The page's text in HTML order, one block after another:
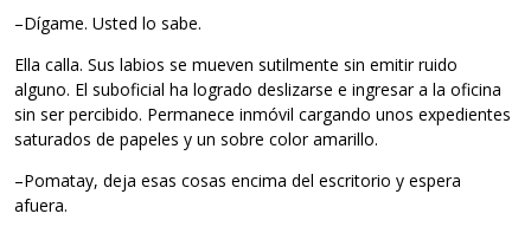
–Dígame. Usted lo sabe.
Ella calla. Sus labios se mueven sutilmente sin emitir ruido
alguno. El suboficial ha logrado deslizarse e ingresar a la oficina
sin ser percibido. Permanece inmóvil cargando unos expedientes
saturados de papeles y un sobre color amarillo.
–Pomatay, deja esas cosas encima del escritorio y espera
afuera.